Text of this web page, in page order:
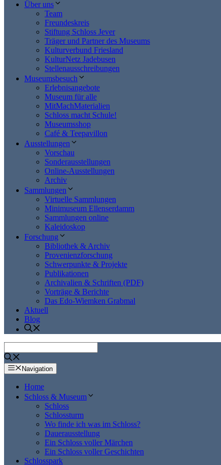
Über uns
Team
Freundeskreis
Stiftung Schloss Jever
Träger und Partner des Museums
Kulturverbund Friesland
KulturNetz Jadebusen
Stellenausschreibungen
Museumsbesuch
Erlebnisangebote
Museum für alle
MitMachMaterialien
Schloss macht Schule!
Museumsshop
Café & Teepavillon
Ausstellungen
Vorschau
Sonderausstellungen
Online-Ausstellungen
Archiv
Sammlungen
Virtuelle Sammlungen
Minimuseum Ellenserdamm
Sammlungen online
Kaleidoskop
Forschung
Bibliothek & Archiv
Provenienzforschung
Schwerpunkte & Projekte
Publikationen
Archivalien & Schriften (PDF)
Vorträge & Berichte
Das Edo-Wiemken Grabmal
Aktuell
Blog
Navigation
Home
Schloss & Museum
Schloss
Schlossturm
Wo finde ich was im Schloss?
Dauerausstellung
Ein Schloss voller Märchen
Ein Schloss voller Geschichten
Schlosspark